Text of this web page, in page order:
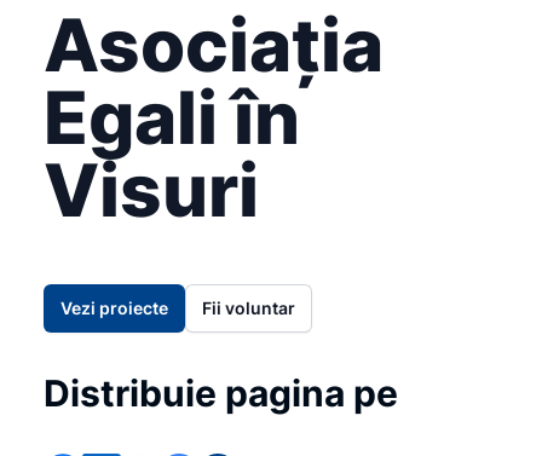
Asociația
Egali în
Visuri
Vezi proiecte Fii voluntar
Distribuie pagina pe